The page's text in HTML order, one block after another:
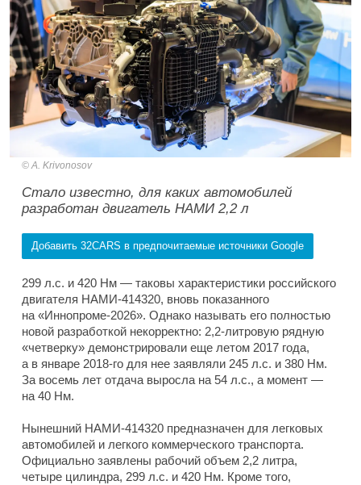
A. Krivonosov
Стало известно, для каких автомобилей
разработан двигатель НАМИ 2,2 л
Добавить 32CARS в предпочитаемые источники Google
299 л.с. и 420 Нм — таковы характеристики российского
двигателя НАМИ-414320, вновь показанного
на «Иннопроме-2026». Однако называть его полностью
новой разработкой некорректно: 2,2-литровую рядную
«четверку» демонстрировали еще летом 2017 года,
а в январе 2018-го для нее заявляли 245 л.с. и 380 Нм.
За восемь лет отдача выросла на 54 л.с., а момент —
на 40 Нм.
Нынешний НАМИ-414320 предназначен для легковых
автомобилей и легкого коммерческого транспорта.
Официально заявлены рабочий объем 2,2 литра,
четыре цилиндра, 299 л.с. и 420 Нм. Кроме того,